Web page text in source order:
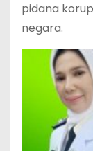
pidana
negara.